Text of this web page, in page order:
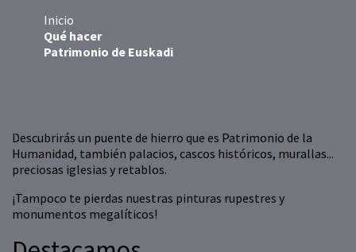
Inicio
Qué hacer
Patrimonio de Euskadi
Descubrirás un puente de hierro que es Patrimonio de la
Humanidad, también palacios, cascos históricos, murallas...
preciosas iglesias y retablos.
¡Tampoco te pierdas nuestras pinturas rupestres y
monumentos megalíticos!